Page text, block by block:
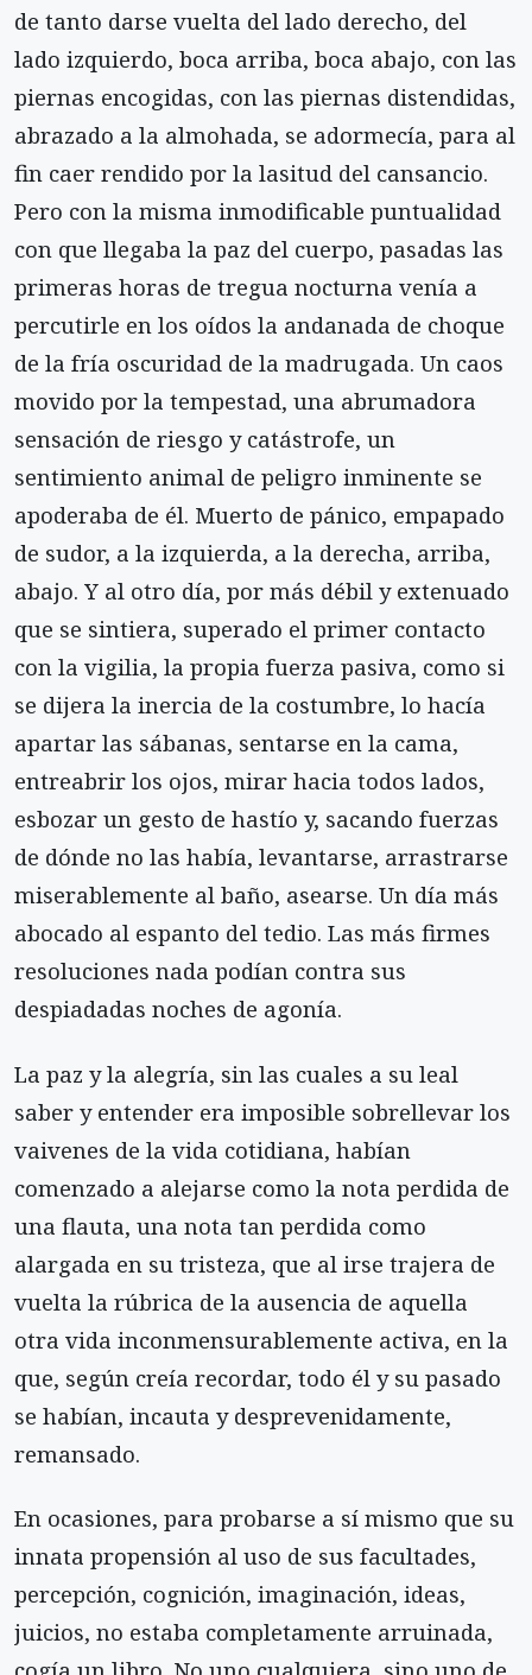
de tanto darse vuelta del lado derecho, del
lado izquierdo, boca arriba, boca abajo, con las
piernas encogidas, con las piernas distendidas,
abrazado a la almohada, se adormecía, para al
fin caer rendido por la lasitud del cansancio.
Pero con la misma inmodificable puntualidad
con que llegaba la paz del cuerpo, pasadas las
primeras horas de tregua nocturna venía a
percutirle en los oídos la andanada de choque
de la fría oscuridad de la madrugada. Un caos
movido por la tempestad, una abrumadora
sensación de riesgo y catástrofe, un
sentimiento animal de peligro inminente se
apoderaba de él. Muerto de pánico, empapado
de sudor, a la izquierda, a la derecha, arriba,
abajo. Y al otro día, por más débil y extenuado
que se sintiera, superado el primer contacto
con la vigilia, la propia fuerza pasiva, como si
se dijera la inercia de la costumbre, lo hacía
apartar las sábanas, sentarse en la cama,
entreabrir los ojos, mirar hacia todos lados,
esbozar un gesto de hastío y, sacando fuerzas
de dónde no las había, levantarse, arrastrarse
miserablemente al baño, asearse. Un día más
abocado al espanto del tedio. Las más firmes
resoluciones nada podían contra sus
despiadadas noches de agonía.
La paz y la alegría, sin las cuales a su leal
saber y entender era imposible sobrellevar los
vaivenes de la vida cotidiana, habían
comenzado a alejarse como la nota perdida de
una flauta, una nota tan perdida como
alargada en su tristeza, que al irse trajera de
vuelta la rúbrica de la ausencia de aquella
otra vida inconmensurablemente activa, en la
que, según creía recordar, todo él y su pasado
se habían, incauta y desprevenidamente,
remansado.
En ocasiones, para probarse a sí mismo que su
innata propensión al uso de sus facultades,
percepción, cognición, imaginación, ideas,
juicios, no estaba completamente arruinada,